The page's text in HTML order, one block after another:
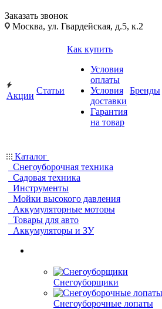
Заказать звонок
Москва, ул. Гвардейская, д.5, к.2
Акции
Статьи
Как купить
Условия
оплаты
Условия
доставки
Гарантия
на товар
Бренды
Каталог
Снегоуборочная техника
Садовая техника
Инструменты
Мойки высокого давления
Аккумуляторные моторы
Товары для авто
Аккумуляторы и ЗУ
Снегоуборщики
Снегоуборочные лопаты